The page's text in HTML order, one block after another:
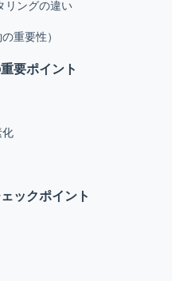
リングの違い
重要性）
要ポイント
化
ックポイント